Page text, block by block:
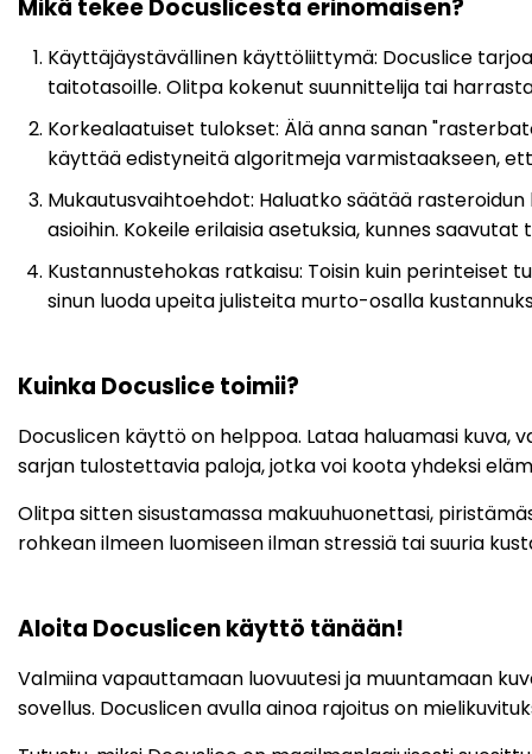
Mikä tekee Docuslicesta erinomaisen?
Käyttäjäystävällinen käyttöliittymä: Docuslice
taitotasoille. Olitpa kokenut suunnittelija tai
Korkealaatuiset tulokset: Älä anna sanan
käyttää edistyneitä algoritmeja varmistaakseen,
Mukautusvaihtoehdot: Haluatko säätää
asioihin. Kokeile erilaisia asetuksia, kunnes
Kustannustehokas ratkaisu: Toisin kuin
sinun luoda upeita julisteita murto-osalla
Kuinka Docuslice toimii?
Docuslicen käyttö on helppoa. Lataa haluamasi kuva,
sarjan tulostettavia paloja, jotka voi koota yhdeksi
Olitpa sitten sisustamassa makuuhuonettasi,
rohkean ilmeen luomiseen ilman stressiä tai suuria
Aloita Docuslicen käyttö tänään!
Valmiina vapauttamaan luovuutesi ja muuntamaan
sovellus. Docuslicen avulla ainoa rajoitus on